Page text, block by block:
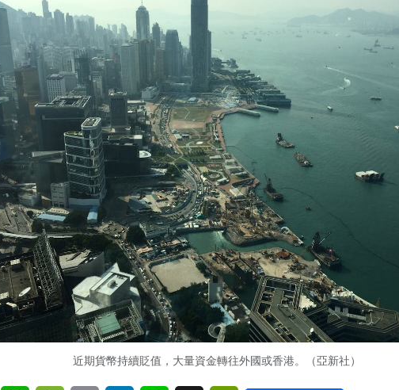
近期貨幣持續貶值，大量資金轉往外國或香港。（亞新社）